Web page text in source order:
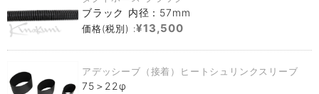
ブラック 内径：57mm
価格(税別) :¥13,500
アデッシーブ（接着）ヒートシュリンクスリーブ
75＞22φ